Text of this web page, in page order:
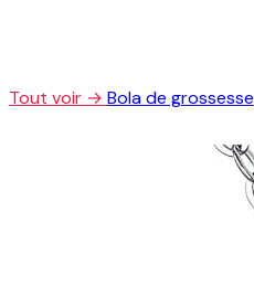
Tout voir → Bola de grossesse